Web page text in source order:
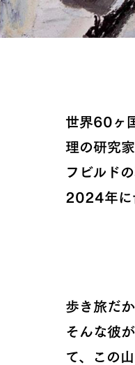
世界60ヶ
理の研究
フビルド
2024年に
歩き旅だ
そんな彼
て、この